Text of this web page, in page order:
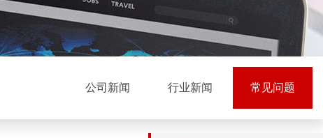
公司新闻 行业新闻 常见问题